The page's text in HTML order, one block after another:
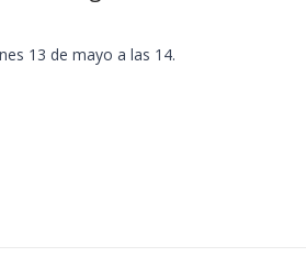
13 de mayo a las 14.